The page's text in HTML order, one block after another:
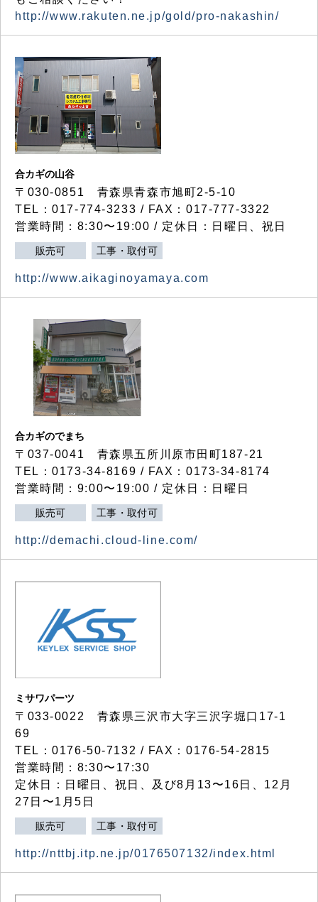
http://www.rakuten.ne.jp/gold/pro-nakashin/
合カギの山谷
〒030-0851 青森県青森市旭町2-5-10
TEL：017-774-3233 / FAX：017-777-3322
営業時間：8:30〜19:00 / 定休日：日曜日、祝日
販売可 工事・取付可
http://www.aikaginoyamaya.com
合カギのでまち
〒037-0041 青森県五所川原市田町187-21
TEL：0173-34-8169 / FAX：0173-34-8174
営業時間：9:00〜19:00 / 定休日：日曜日
販売可 工事・取付可
http://demachi.cloud-line.com/
ミサワパーツ
〒033-0022 青森県三沢市大字三沢字堀口17-1
69
TEL：0176-50-7132 / FAX：0176-54-2815
営業時間：8:30〜17:30
定休日：日曜日、祝日、及び8月13〜16日、12月
27日〜1月5日
販売可 工事・取付可
http://nttbj.itp.ne.jp/0176507132/index.html